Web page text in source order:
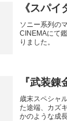
《スパ
ソニー系列の
CINEMAにて
りました。
『武装
歳末スペシャ
た途端、カズ
かのような成